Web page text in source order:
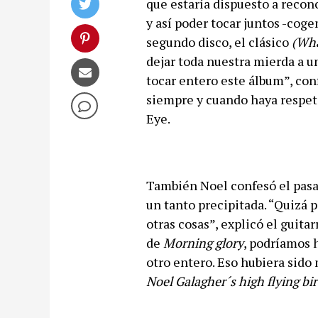
que estaría dispuesto a
y así poder tocar juntos -
segundo disco, el clásico
dejar toda nuestra mierda a
tocar entero este álbum”,
siempre y cuando haya
Eye.
También Noel confesó el
un tanto precipitada. “Quizá
otras cosas”, explicó el
de Morning glory, podríamos
otro entero. Eso hubiera sido
Noel Galagher´s high flying